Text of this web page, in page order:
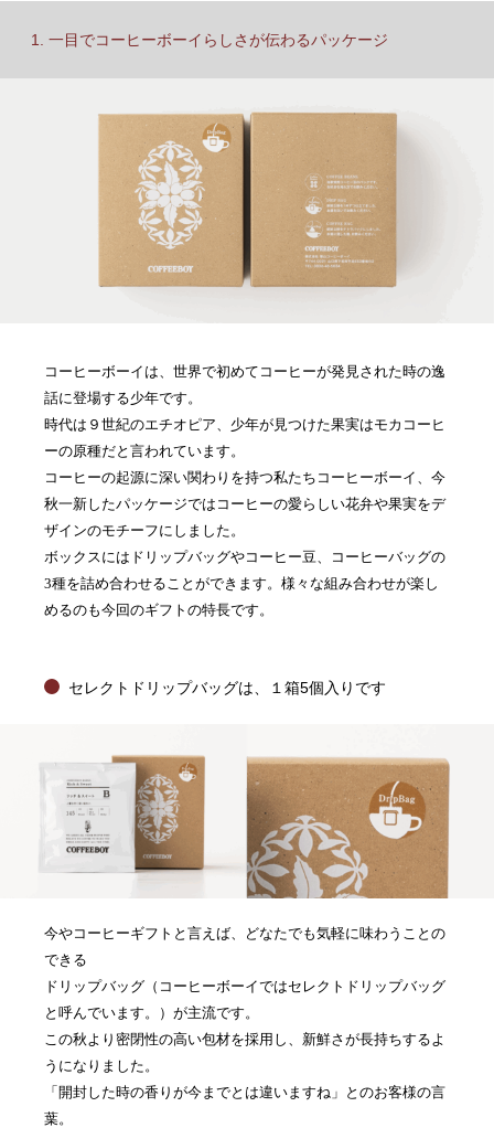
1. 一目でコーヒーボーイらしさが伝わるパッケージ
コーヒーボーイは、世界で初めてコーヒーが発見された時の逸
話に登場する少年です。
時代は９世紀のエチオピア、少年が見つけた果実はモカコーヒ
ーの原種だと言われています。
コーヒーの起源に深い関わりを持つ私たちコーヒーボーイ、今
秋一新したパッケージではコーヒーの愛らしい花弁や果実をデ
ザインのモチーフにしました。
ボックスにはドリップバッグやコーヒー豆、コーヒーバッグの
3種を詰め合わせることができます。様々な組み合わせが楽し
めるのも今回のギフトの特長です。
セレクトドリップバッグは、１箱5個入りです
今やコーヒーギフトと言えば、どなたでも気軽に味わうことの
できる
ドリップバッグ（コーヒーボーイではセレクトドリップバッグ
と呼んでいます。）が主流です。
この秋より密閉性の高い包材を採用し、新鮮さが長持ちするよ
うになりました。
「開封した時の香りが今までとは違いますね」とのお客様の言
葉。